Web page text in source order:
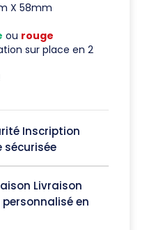
X 58mm
ou rouge
sur place en 2
Inscription
sécurisée
Livraison
en